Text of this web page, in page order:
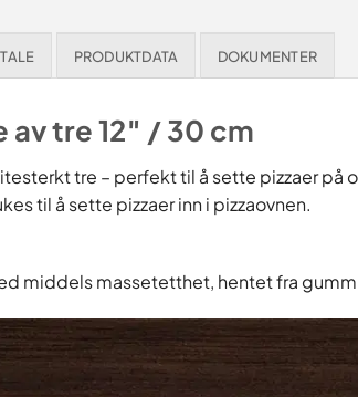
PRODUKTDATA DOKUMENTER
av tre 12″ / 30 cm
tre – perfekt til å sette pizzaer på
til å sette pizzaer inn i pizzaovnen.
middels massetetthet, hentet fra